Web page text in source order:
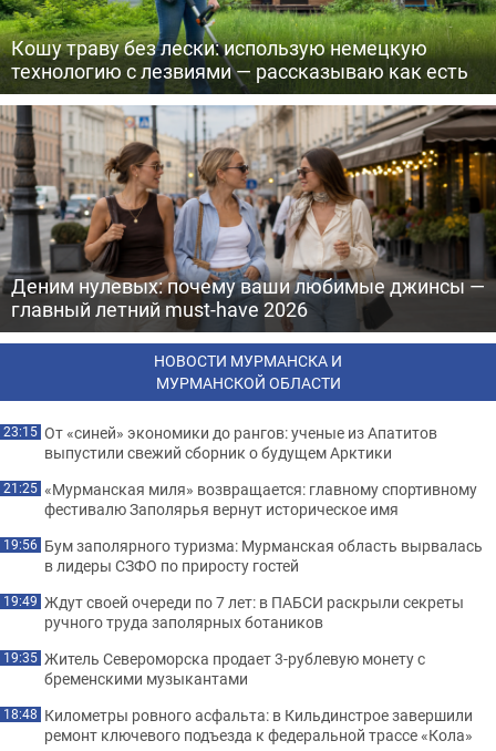
Кошу траву без лески: использую немецкую
технологию с лезвиями — рассказываю как есть
Деним нулевых: почему ваши любимые джинсы —
главный летний must-have 2026
НОВОСТИ МУРМАНСКА И
МУРМАНСКОЙ ОБЛАСТИ
23:15 От «синей» экономики до рангов: ученые из Апатитов
выпустили свежий сборник о будущем Арктики
21:25 «Мурманская миля» возвращается: главному спортивному
фестивалю Заполярья вернут историческое имя
19:56 Бум заполярного туризма: Мурманская область вырвалась
в лидеры СЗФО по приросту гостей
19:49 Ждут своей очереди по 7 лет: в ПАБСИ раскрыли секреты
ручного труда заполярных ботаников
19:35 Житель Североморска продает 3-рублевую монету с
бременскими музыкантами
18:48 Километры ровного асфальта: в Кильдинстрое завершили
ремонт ключевого подъезда к федеральной трассе «Кола»